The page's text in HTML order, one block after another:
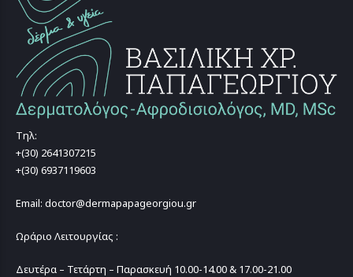
Τηλ:
+(30) 2641307215
+(30) 6937119603
Email: doctor@dermapapageorgiou.gr
Ωράριο Λειτουργίας :
Δευτέρα – Τετάρτη – Παρασκευή 10.00-14.00 & 17.00-21.00